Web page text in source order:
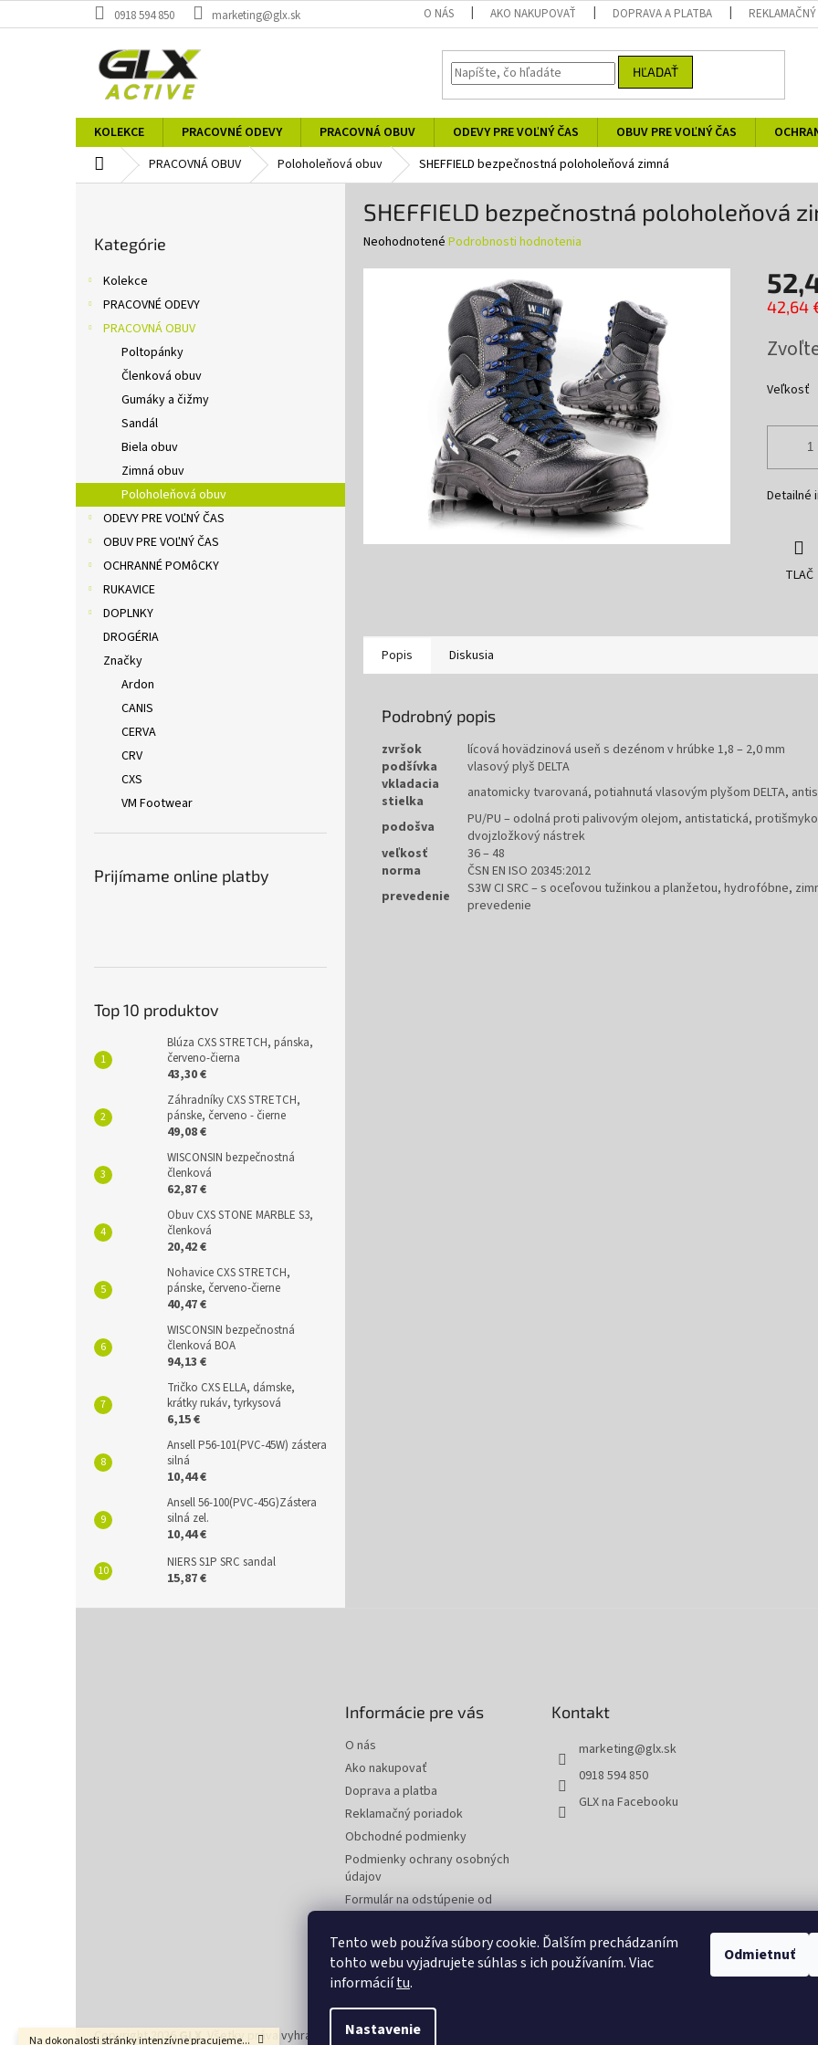
Tento web používa súbory cookie. Ďalším prechádzaním
tohto webu vyjadrujete súhlas s ich používaním. Viac
informáciítu.
Nastavenie
Odmietnuť
na
Na dokonalosti stránky intenzívne pracujeme...
0918 594 850 marketing@glx.sk O NÁS AKO NAKUPOVAŤ DOPRAVA A PLATBA REKLAMAČNÝ
HĽADAŤ
KOLEKCE PRACOVNÉ ODEVY PRACOVNÁ OBUV ODEVY PRE VOĽNÝ ČAS OBUV PRE VOĽNÝ ČAS
DomovPRACOVNÁ OBUV Poloholeňová obuv SHEFFIELD bezpečnostná poloholeňová zimná
kategórie
Kategórie
Kolekce
PRACOVNÉ ODEVY
PRACOVNÁ OBUV
Poltopánky
Členková obuv
Gumáky a čižmy
Sandál
Biela obuv
Zimná obuv
Poloholeňová obuv
ODEVY PRE VOĽNÝ ČAS
OBUV PRE VOĽNÝ ČAS
OCHRANNÉ POMôCKY
RUKAVICE
DOPLNKY
DROGÉRIA
Značky
Ardon
CANIS
CERVA
CRV
CXS
VM Footwear
Prijímame online platby
Top 10 produktov
Blúza CXS STRETCH, pánska,
červeno-čierna
43,30 €
Záhradníky CXS STRETCH,
pánske, červeno - čierne
49,08 €
WISCONSIN bezpečnostná
členková
62,87 €
Obuv CXS STONE MARBLE S3,
členková
20,42 €
Nohavice CXS STRETCH,
pánske, červeno-čierne
40,47 €
WISCONSIN bezpečnostná
členková BOA
94,13 €
Tričko CXS ELLA, dámske,
krátky rukáv, tyrkysová
6,15 €
Ansell P56-101(PVC-45W) zástera
silná
10,44 €
Ansell 56-100(PVC-45G)Zástera
silná zel.
10,44 €
NIERS S1P SRC sandal
15,87 €
SHEFFIELD bezpečnostná poloholeňová
Priemerné
Neohodnotené Podrobnosti hodnotenia
42,64
cena:
Veľkosť
Detailné
TLAČ
Popis Diskusia
Podrobný popis
zvršok
lícová hovädzinová useň s dezénom v hrúbke 1,8 – 2,0 mm
podšívka
vlasový plyš DELTA
vkladacia
stielka
anatomicky tvarovaná, potiahnutá vlasovým plyšom DELTA,
podošva
PU/PU – odolná proti palivovým olejom, antistatická,
dvojzložkový nástrek
veľkosť
36 – 48
norma
ČSN EN ISO 20345:2012
prevedenie
S3W CI SRC – s oceľovou tužinkou a planžetou, hydrofóbne,
prevedenie
Informácie pre vás
O nás
Ako nakupovať
Doprava a platba
Reklamačný poriadok
Obchodné podmienky
Podmienky ochrany osobných
údajov
Formulár na odstúpenie od
Formulár na reklamáciu tovaru
Kontakty
Kontakt
marketing@glx.sk
0918 594 850
GLX na Facebooku
Copyright 2026GLX. Všetky práva vyhradené. Upraviť nastavenie cookies